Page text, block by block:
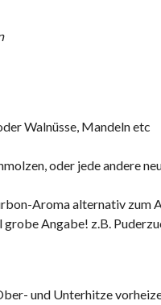
Walnüsse, Mandeln etc
oder jede andere
Aroma alternativ zum
Angabe! z.B.
und Unterhitze